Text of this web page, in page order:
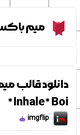
Meme Box
میم
*Inhale* Boi
imgflip